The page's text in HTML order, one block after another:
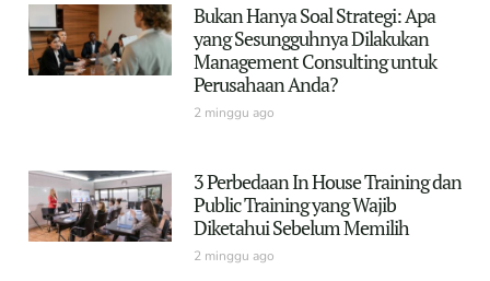
Bukan Hanya Soal Strategi: Apa
yang Sesungguhnya Dilakukan
Management Consulting untuk
Perusahaan Anda?
2 minggu ago
3 Perbedaan In House Training dan
Public Training yang Wajib
Diketahui Sebelum Memilih
2 minggu ago